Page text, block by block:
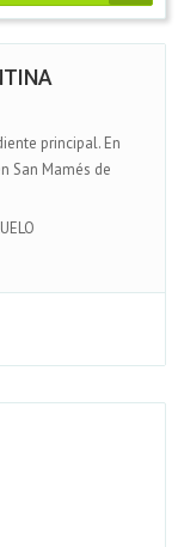
principal. En
San Mamés de